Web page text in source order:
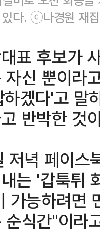
다. ⓒ나경원 재
표 후보가
신 뿐이라
겠다'고 말
반박한 것
저녁 페이스
는 '갑툭튀
가능하려면
식간"이라